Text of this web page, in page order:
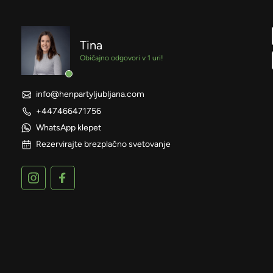
Tina
Običajno odgovori v 1 uri!
info@henpartyljubljana.com
+447466471756
WhatsApp klepet
Rezervirajte brezplačno svetovanje